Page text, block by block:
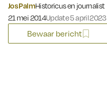
Jos PalmHistoricus en journalist
Gepubliceerd op:
21 mei 2014Update 5 april 2023
Bewaar bericht